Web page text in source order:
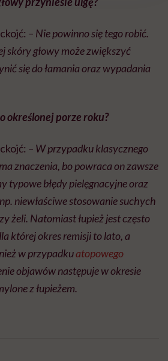
– Nie powinno się tego robić.
skóry głowy może zwiększyć
się do łamania oraz wypadania
określonej porze roku?
– W przypadku klasycznego
znaczenia, bo powraca on zawsze
typowe błędy pielęgnacyjne oraz
niewłaściwe stosowanie suchych
żeli. Natomiast łupież jest często
której okres remisji to lato, a
w przypadkuatopowego
objawów następuje w okresie
z łupieżem.